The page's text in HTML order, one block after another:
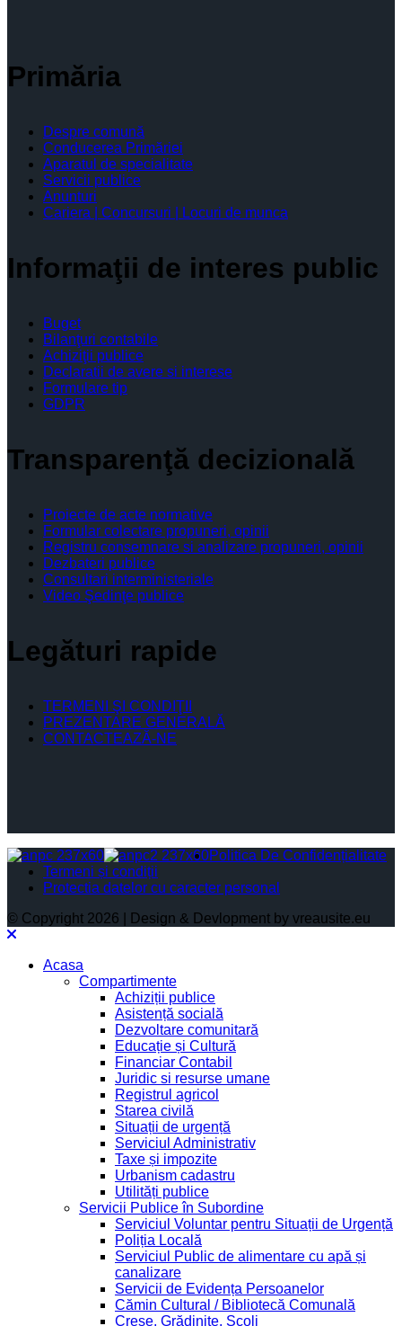
Primăria
Despre comună
Conducerea Primăriei
Aparatul de specialitate
Servicii publice
Anunturi
Cariera | Concursuri | Locuri de munca
Informaţii de interes public
Buget
Bilanţuri contabile
Achiziţii publice
Declaratii de avere si interese
Formulare tip
GDPR
Transparenţă decizională
Proiecte de acte normative
Formular colectare propuneri, opinii
Registru consemnare si analizare propuneri, opinii
Dezbateri publice
Consultari interministeriale
Video Şedinţe publice
Legături rapide
TERMENI ŞI CONDIŢII
PREZENTARE GENERALĂ
CONTACTEAZĂ-NE
Politica De Confidențialitate
Termeni și condiții
Protectia datelor cu caracter personal
© Copyright 2026 | Design & Devlopment by vreausite.eu
Acasa
Compartimente
Achiziții publice
Asistență socială
Dezvoltare comunitară
Educație și Cultură
Financiar Contabil
Juridic si resurse umane
Registrul agricol
Starea civilă
Situații de urgență
Serviciul Administrativ
Taxe și impozite
Urbanism cadastru
Utilități publice
Servicii Publice în Subordine
Serviciul Voluntar pentru Situații de Urgență
Poliția Locală
Serviciul Public de alimentare cu apă și
canalizare
Servicii de Evidența Persoanelor
Cămin Cultural / Bibliotecă Comunală
Creșe, Grădinițe, Școli